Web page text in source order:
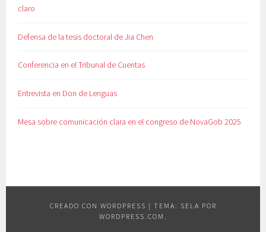
claro
Defensa de la tesis doctoral de Jia Chen
Conferencia en el Tribunal de Cuentas
Entrevista en Don de Lenguas
Mesa sobre comunicación clara en el congreso de NovaGob 2025
CREADO CON WORDPRESS | TEMA: SELA POR
WORDPRESS.COM .